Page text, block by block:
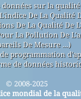
données sur la
De La Qualité
De La Qualité De
La Pollution De
De Mesure ...)
programmation
de données
© 2008-2025
mondial de la